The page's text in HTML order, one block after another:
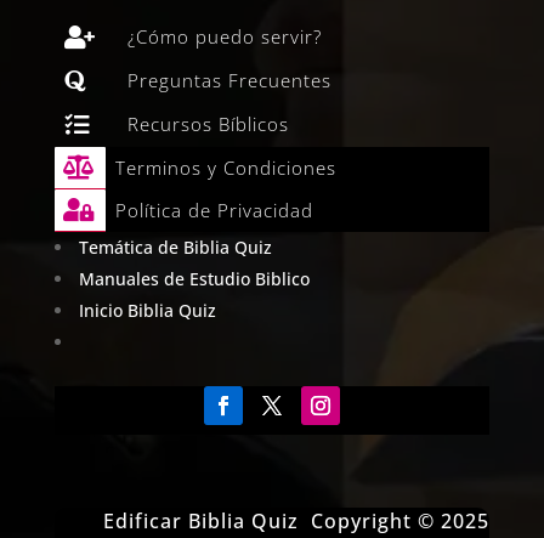
 ¿Cómo puedo servir?
 Preguntas Frecuentes
 Recursos Bíblicos
 Terminos y Condiciones
 Política de Privacidad
Temática de Biblia Quiz
Manuales de Estudio Biblico
Inicio Biblia Quiz
Edificar Biblia Quiz Copyright © 2025